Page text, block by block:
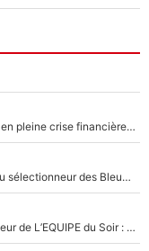
Grégory Lorenzi doit renoncer à cinq signatures en pleine crise financière : L’IA propose sept noms à l’OM pour un mercato réussi... à seulement 5M€ !
«Plus grand, je ferai chauffeur-livreur» : Nouveau sélectionneur des Bleus, Zinédine Zidane s’était imaginé un avenir très différent lorsqu'il était enfant
Johan Micoud en conflit avec un autre chroniqueur de L’EQUIPE du Soir : «Pendant un moment, je ne les ai pas remis ensemble dans l'émission»